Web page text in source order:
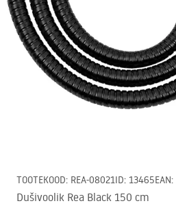
TOOTEKOOD: REA-08021ID: 13465EAN:
Dušivoolik Rea Black 150 cm